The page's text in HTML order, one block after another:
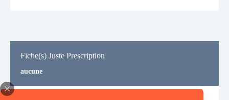
Fiche(s) Juste Prescription
aucune